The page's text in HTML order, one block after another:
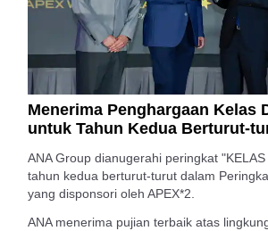
Menerima Penghargaan Kelas
untuk Tahun Kedua Berturut-
ANA Group dianugerahi peringkat
tahun kedua berturut-turut dalam
yang disponsori oleh APEX*2.
ANA menerima pujian terbaik atas